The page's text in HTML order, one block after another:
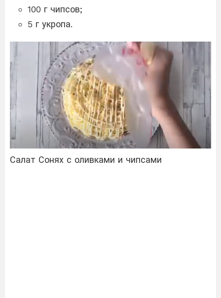
100 г чипсов;
5 г укропа.
Салат Сонях с оливками и чипсами